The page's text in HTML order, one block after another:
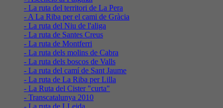
- La ruta del territori de La Pera
- A La Riba per el cami de Gràcia
- La ruta del Niu de l'aliga
- La ruta de Santes Creus
- La ruta de Montferri
- La ruta dels molins de Cabra
- La ruta dels boscos de Valls
- La ruta del camí de Sant Jaume
- La ruta de La Riba per Lilla
- La Ruta del Cister "curta"
- Transcatalunya 2010
- La ruta de LLeida